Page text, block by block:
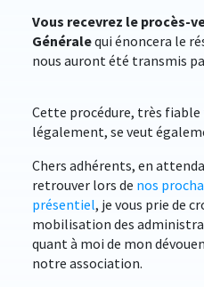
Vous recevrez le procès-
Généralequi énoncera le
nous auront été transmis
Cette procédure, très
légalement, se veut
Chers adhérents, en
retrouver lors de nos
présentiel, je vous prie de
mobilisation des
quant à moi de mon
notre association.